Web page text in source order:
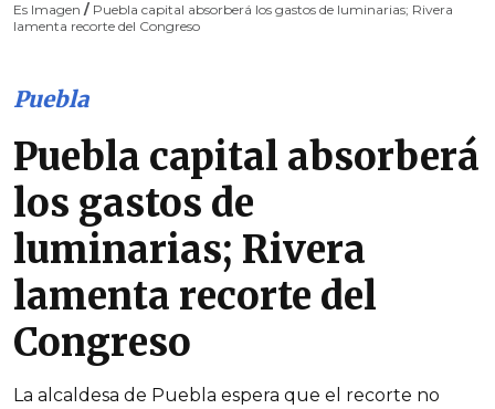
Es Imagen / Puebla capital absorberá los gastos de luminarias; Rivera
lamenta recorte del Congreso
Puebla
Puebla capital absorberá
los gastos de
luminarias; Rivera
lamenta recorte del
Congreso
La alcaldesa de Puebla espera que el recorte no